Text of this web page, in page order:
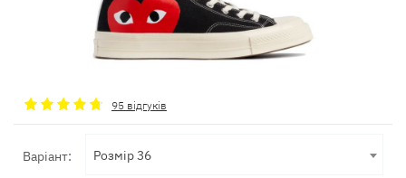
95 відгуків
Варіант: Розмір 36